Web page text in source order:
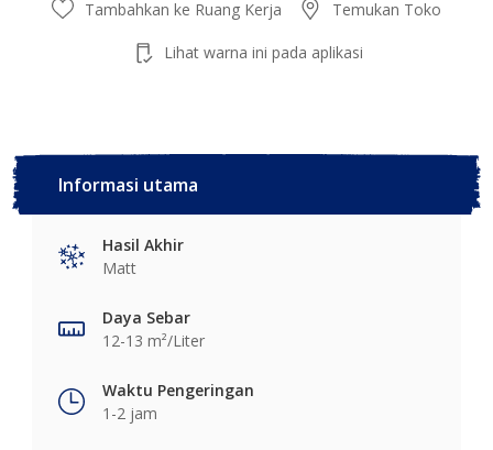
Tambahkan ke Ruang Kerja Temukan Toko
Lihat warna ini pada aplikasi
Informasi utama
Hasil Akhir
Matt
Daya Sebar
12-13 m²/Liter
Waktu Pengeringan
1-2 jam